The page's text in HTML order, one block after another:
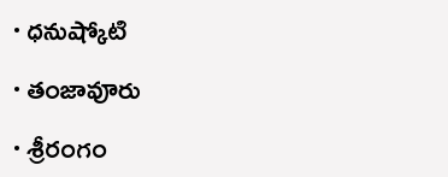
ధనుష్కోటి
తంజావూరు
శ్రీరంగం